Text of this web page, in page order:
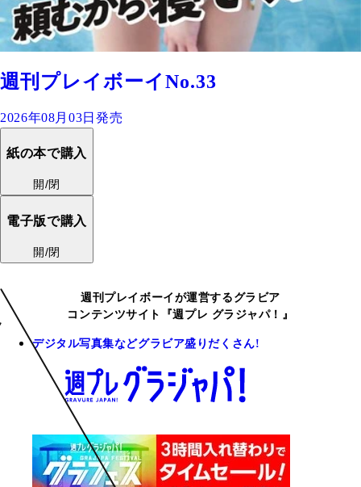
週刊プレイボーイNo.33
2026年08月03日発売
紙の本で購入
開/閉
電子版で購入
開/閉
週刊プレイボーイが運営するグラビア
コンテンツサイト『週プレ グラジャパ！』
デジタル写真集などグラビア盛りだくさん!